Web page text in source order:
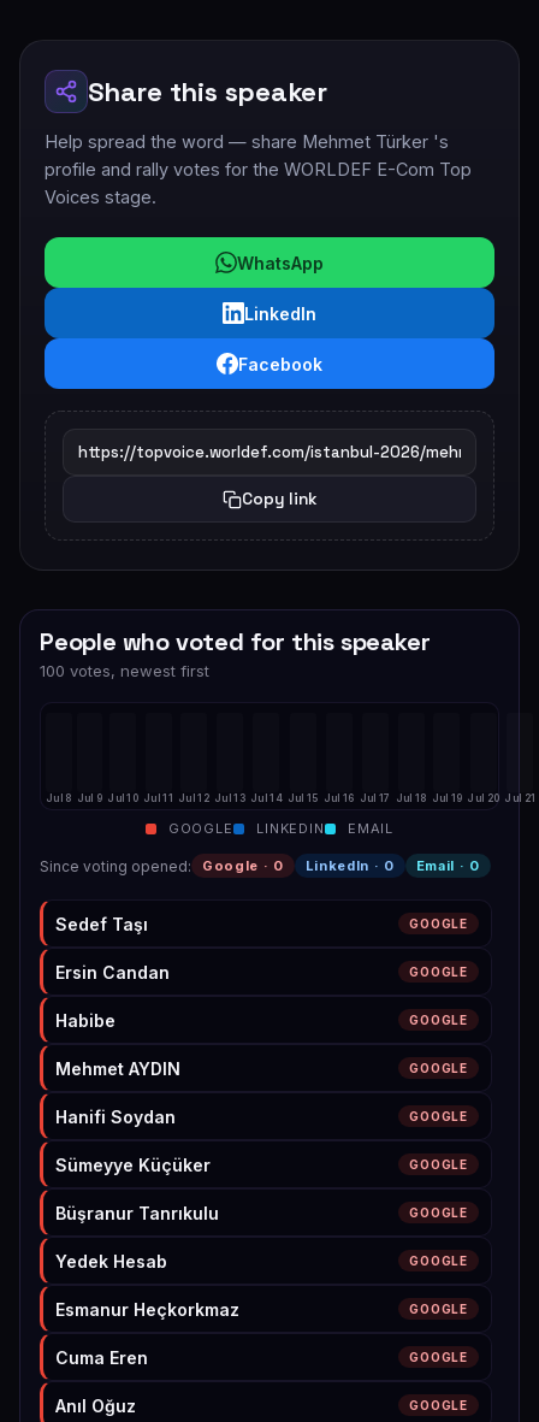
Share this speaker
Help spread the word — share Mehmet Türker 's
profile and rally votes for the WORLDEF E-Com Top
Voices stage.
WhatsApp
LinkedIn
Facebook
Copy link
People who voted for this speaker
100 votes, newest first
Jul 8 Jul 9 Jul 10 Jul 11 Jul 12 Jul 13 Jul 14 Jul 15 Jul 16 Jul 17 Jul 18 Jul 19 Jul 20 Jul 21
GOOGLE LINKEDIN EMAIL
Since voting opened: Google · 0 LinkedIn · 0 Email · 0
Sedef Taşı GOOGLE
Ersin Candan GOOGLE
Habibe GOOGLE
Mehmet AYDIN GOOGLE
Hanifi Soydan GOOGLE
Sümeyye Küçüker GOOGLE
Büşranur Tanrıkulu GOOGLE
Yedek Hesab GOOGLE
Esmanur Heçkorkmaz GOOGLE
Cuma Eren GOOGLE
Anıl Oğuz GOOGLE